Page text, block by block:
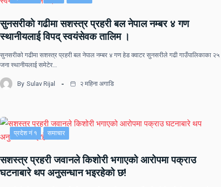
सुनसरीकाे गढीमा सशस्त्र प्रहरी बल नेपाल नम्बर ४ गण
स्थानीयलाई विपद् स्वयंसेवक तालिम ।
सुनसरीकाे गढीमा सशस्त्र प्रहरी बल नेपाल नम्बर ४ गण हेड क्वाटर सुनसरीले गढी गाउँपालिकाका २५
जना स्थानीयलाई समेटेर…
By Sulav Rijal २ महिना अगाडि
प्रदेश नं १ समाचार
सशस्त्र प्रहरी जवानले किशोरी भगाएको आरोपमा पक्राउ
घटनाबारे थप अनुसन्धान भइरहेको छ!